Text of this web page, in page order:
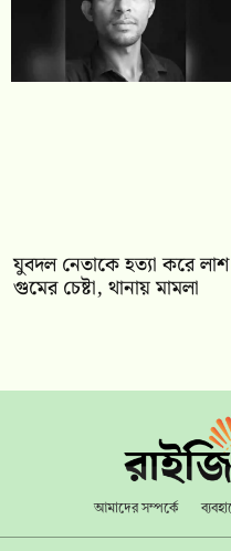
যুবদল নেতাকে হত্যা করে লাশ
গুমের চেষ্টা, থানায় মামলা
আমাদের সম্পর্কে